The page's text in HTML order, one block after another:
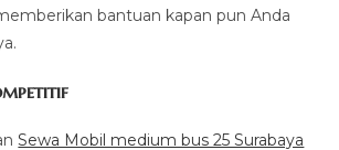
bantuan kapan pun Anda
Sewa Mobil medium bus 25 Surabaya